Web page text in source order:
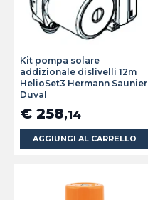
Kit pompa solare
addizionale dislivelli 12m
HelioSet3 Hermann Saunier
Duval
€ 258,14
AGGIUNGI AL CARRELLO